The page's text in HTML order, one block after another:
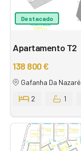
Destacado
Apartamento T2
138 800 €
Gafanha Da Nazaré
2
1